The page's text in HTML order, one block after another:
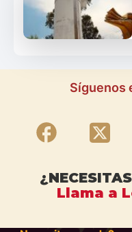
Síguenos
Llama a